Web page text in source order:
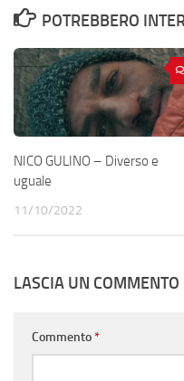
POTREBBERO
NICO GULINO – Diverso e
uguale
11/10/2022
LASCIA UN COMMENTO
Commento*